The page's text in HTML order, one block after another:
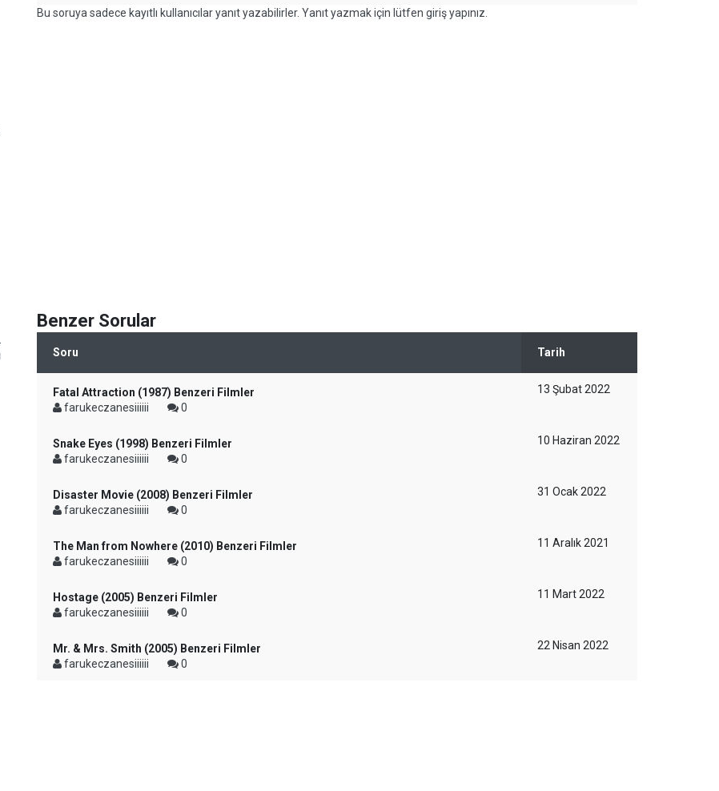
Bu soruya sadece kayıtlı kullanıcılar yanıt yazabilirler. Yanıt yazmak için lütfen giriş yapınız.
Benzer Sorular
Soru Tarih
Fatal Attraction (1987) Benzeri Filmler
farukeczanesiiiiii
0
13 Şubat 2022
Snake Eyes (1998) Benzeri Filmler
farukeczanesiiiiii
0
10 Haziran 2022
Disaster Movie (2008) Benzeri Filmler
farukeczanesiiiiii
0
31 Ocak 2022
The Man from Nowhere (2010) Benzeri Filmler
farukeczanesiiiiii
0
11 Aralık 2021
Hostage (2005) Benzeri Filmler
farukeczanesiiiiii
0
11 Mart 2022
Mr. & Mrs. Smith (2005) Benzeri Filmler
farukeczanesiiiiii
0
22 Nisan 2022